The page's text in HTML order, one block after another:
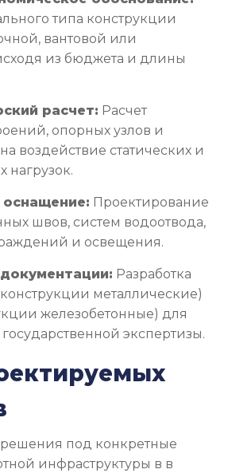
типа конструкции
вантовой или
из бюджета и длины
расчет: Расчет
опорных узлов и
воздействие статических и
нагрузок.
Проектирование
швов, систем водоотвода,
и освещения.
Разработка
металлические)
железобетонные) для
экспертизы.
под конкретные
инфраструктуры в в